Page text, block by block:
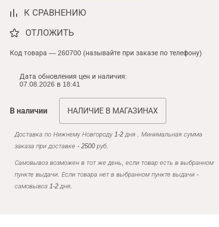
К СРАВНЕНИЮ
ОТЛОЖИТЬ
Код товара — 260700 (называйте при заказе по телефону)
Дата обновления цен и наличия:
07.08.2026 в 18:41
В наличии НАЛИЧИЕ В МАГАЗИНАХ
Доставка по Нижнему Новгороду 1-2 дня . Минимальная сумма
заказа при доставке - 2500 руб.
Самовывоз возможен в тот же день, если товар есть в выбранном
пункте выдачи. Если товара нет в выбранном пункте выдачи -
самовывоз 1-2 дня.